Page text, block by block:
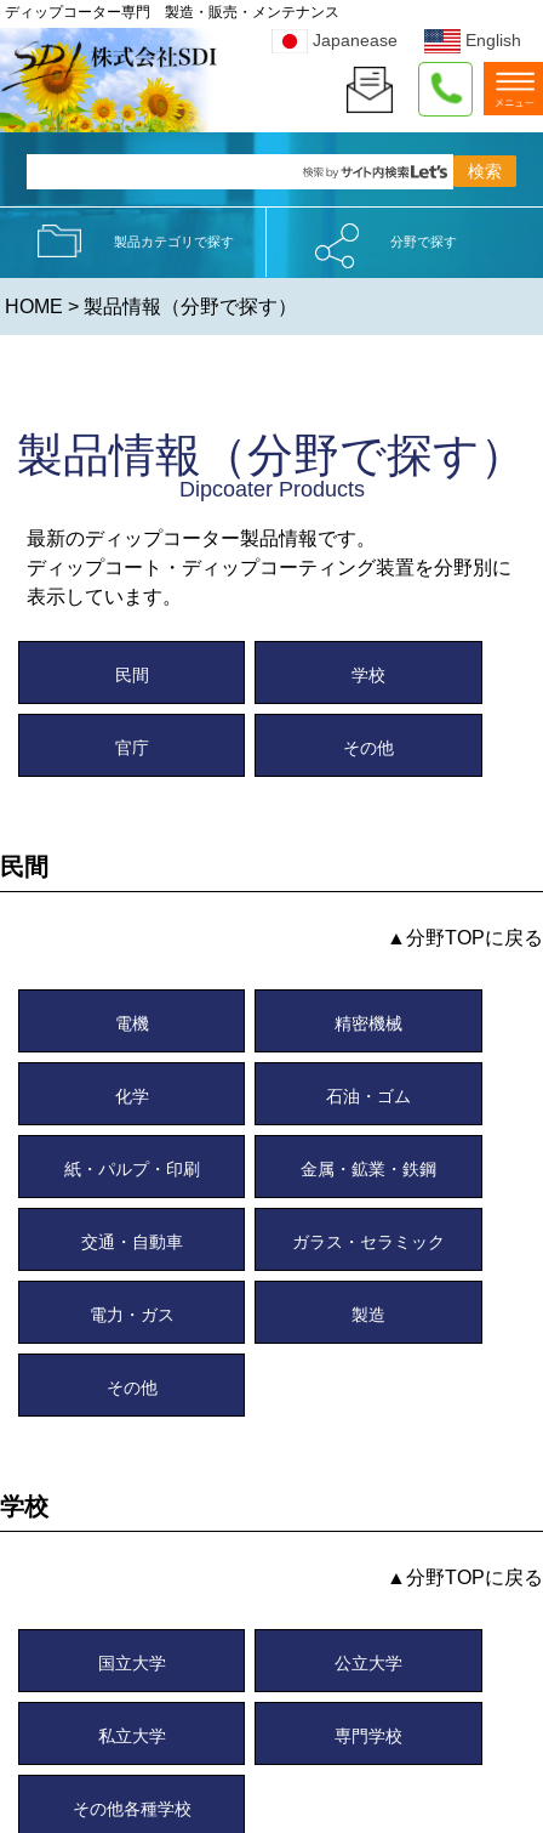
ディップコーター専門 製造・販売・メンテナンス
Japanease English
製品カテゴリで探す 分野で探す
HOME > 製品情報（分野で探す）
製品情報（分野で探す）
Dipcoater Products
最新のディップコーター製品情報です。
ディップコート・ディップコーティング装置を分野別に
表示しています。
民間 学校
官庁 その他
民間
▲分野TOPに戻る
電機 精密機械
化学 石油・ゴム
紙・パルプ・印刷 金属・鉱業・鉄鋼
交通・自動車 ガラス・セラミック
電力・ガス 製造
その他
学校
▲分野TOPに戻る
国立大学 公立大学
私立大学 専門学校
その他各種学校